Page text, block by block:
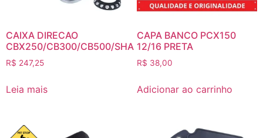
CAIXA DIRECAO
CBX250/CB300/CB500/SHA
R$ 247,25
Leia mais
CAPA BANCO PCX150
12/16 PRETA
R$ 38,00
Adicionar ao carrinho